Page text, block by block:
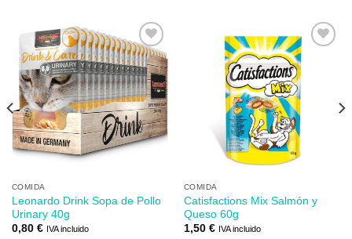
Añadir
a mi
lista de
los
deseos
COMIDA
Leonardo Drink Sopa de Pollo
Urinary 40g
0,80 € IVA incluido
COMIDA
Catisfactions Mix Salmón y
Queso 60g
1,50 € IVA incluido